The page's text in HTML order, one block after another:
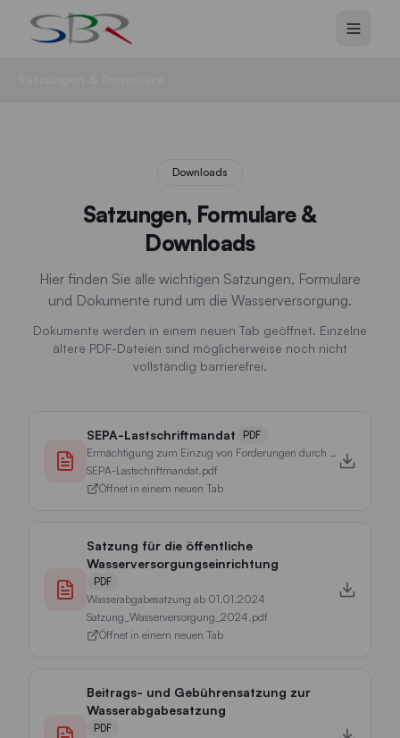
Zum Hauptinhalt springen
Downloads
Satzungen, Formulare &
Downloads
Hier finden Sie alle wichtigen Satzungen, Formulare
und Dokumente rund um die Wasserversorgung.
Dokumente werden in einem neuen Tab geöffnet. Einzelne
ältere PDF-Dateien sind möglicherweise noch nicht
vollständig barrierefrei.
SEPA-Lastschriftmandat PDF
Ermächtigung zum Einzug von Forderungen durch Lastschrift.
SEPA-Lastschriftmandat.pdf
Öffnet in einem neuen Tab
Satzung für die öffentliche
Wasserversorgungseinrichtung
PDF
Wasserabgabesatzung ab 01.01.2024
Satzung_Wasserversorgung_2024.pdf
Öffnet in einem neuen Tab
Beitrags- und Gebührensatzung zur
Wasserabgabesatzung
PDF